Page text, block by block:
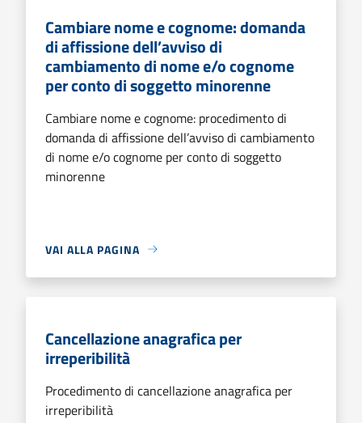
Cambiare nome e cognome: domanda
di affissione dell’avviso di
cambiamento di nome e/o cognome
per conto di soggetto minorenne
Cambiare nome e cognome: procedimento di
domanda di affissione dell’avviso di cambiamento
di nome e/o cognome per conto di soggetto
minorenne
VAI ALLA PAGINA
Cancellazione anagrafica per
irreperibilità
Procedimento di cancellazione anagrafica per
irreperibilità